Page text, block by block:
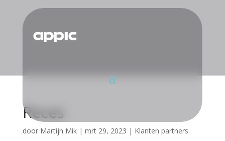
Reces
door Martijn Mik| mrt 29, 2023 | Klanten partners